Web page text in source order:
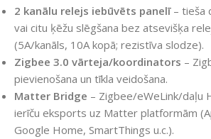
2 kanālu relejs iebūvēts panelī– tieša
vai citu ķēžu slēgšana bez atsevišķa
(5A/kanāls, 10A kopā; rezistīva slodze).
Zigbee 3.0 vārteja/koordinators –
pievienošana un tīkla veidošana.
Matter Bridge – Zigbee/eWeLink/daļu
ierīču eksports uz Matter platformām
Google Home, SmartThings u.c.).